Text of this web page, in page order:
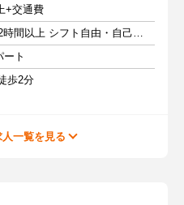
+交通費
週1日以上 1日2時間以上 シフト自由・自己申告
ート
歩2分
一覧を見る